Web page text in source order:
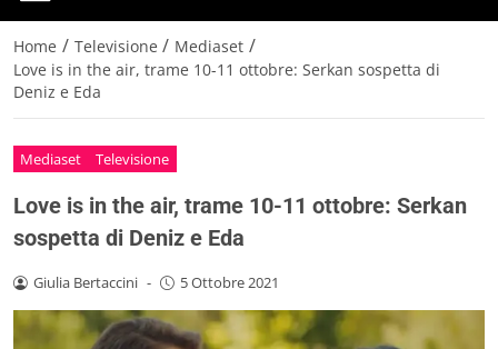
Home / Televisione / Mediaset /
Love is in the air, trame 10-11 ottobre: Serkan sospetta di
Deniz e Eda
Mediaset Televisione
Love is in the air, trame 10-11 ottobre: Serkan
sospetta di Deniz e Eda
Giulia Bertaccini - 5 Ottobre 2021